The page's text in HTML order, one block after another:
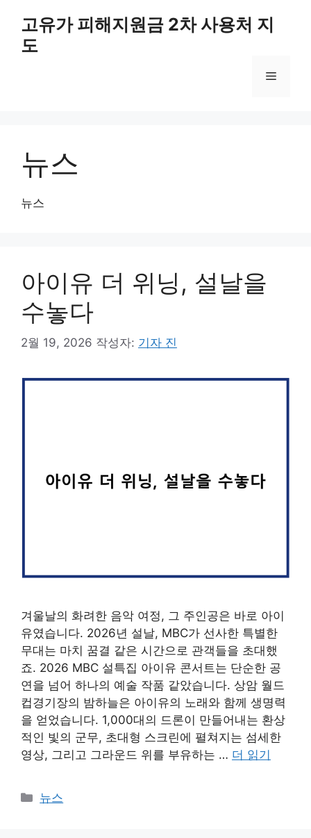
고유가 피해지원금 2차 사용처 지
도
메
뉴스
뉴스
아이유 더 위닝, 설날을
수놓다
2월 19, 2026 작성자: 기자 진
겨울날의 화려한 음악 여정, 그 주인공은 바로 아이
유였습니다. 2026년 설날, MBC가 선사한 특별한
무대는 마치 꿈결 같은 시간으로 관객들을 초대했
죠. 2026 MBC 설특집 아이유 콘서트는 단순한 공
연을 넘어 하나의 예술 작품 같았습니다. 상암 월드
컵경기장의 밤하늘은 아이유의 노래와 함께 생명력
을 얻었습니다. 1,000대의 드론이 만들어내는 환상
적인 빛의 군무, 초대형 스크린에 펼쳐지는 섬세한
영상, 그리고 그라운드 위를 부유하는 … 더 읽기
카
뉴스